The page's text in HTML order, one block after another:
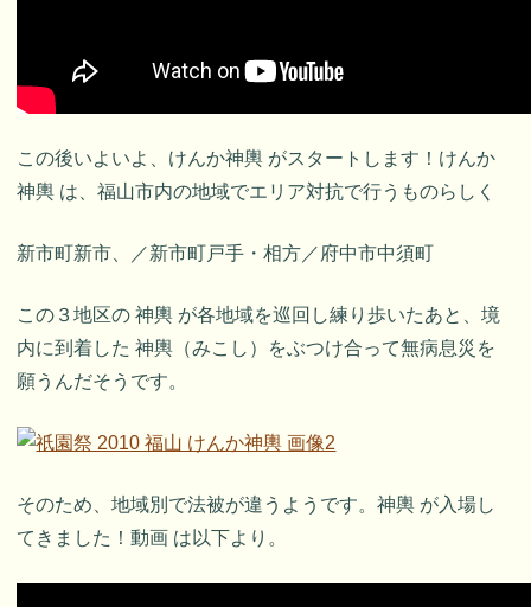
この後いよいよ、けんか神輿 がスタートします！けんか
神輿 は、福山市内の地域でエリア対抗で行うものらしく
新市町新市、／新市町戸手・相方／府中市中須町
この３地区の 神輿 が各地域を巡回し練り歩いたあと、境
内に到着した 神輿（みこし）をぶつけ合って無病息災を
願うんだそうです。
そのため、地域別で法被が違うようです。神輿 が入場し
てきました！動画 は以下より。